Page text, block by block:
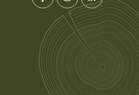
FacebookInstagramLinkedin